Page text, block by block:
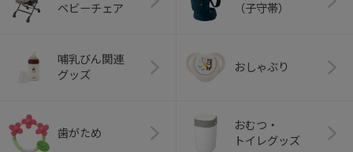
ベビーチェア
（子守帯）
哺乳びん関連
グッズ
おしゃぶり
歯がため
おむつ・
トイレグッズ